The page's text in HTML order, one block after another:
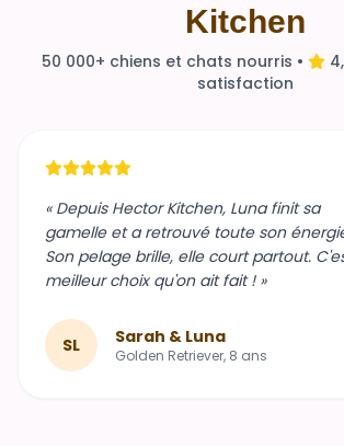
Kitchen
50 000+ chiens et chats nourris •
satisfaction
« Depuis Hector Kitchen, Luna finit sa
gamelle et a retrouvé toute son
Son pelage brille, elle court partout.
meilleur choix qu'on ait fait ! »
SL Sarah & Luna
Golden Retriever, 8 ans